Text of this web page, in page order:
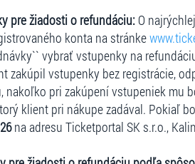
pre žiadosti o refundáciu: O
konta na stránke
vybrať vstupenky na
zakúpil vstupenky bez registrácie,
nakoľko pri zakúpení vstupeniek mu
klient pri nákupe zadával. Pokiaľ
na adresu Ticketportal SK s.r.o.,